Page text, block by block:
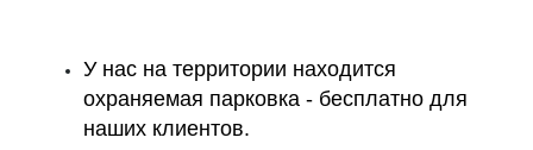
У нас на территории находится
охраняемая парковка - бесплатно для
наших клиентов.